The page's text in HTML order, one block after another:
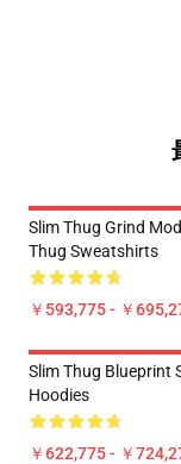
Slim Thug Grind
Thug Sweatshirts
￥593,775 - ￥
Slim Thug Blueprint
Hoodies
￥622,775 - ￥